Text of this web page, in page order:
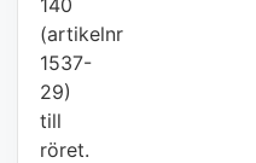
140
(artikelnr
1537-
29)
till
röret.